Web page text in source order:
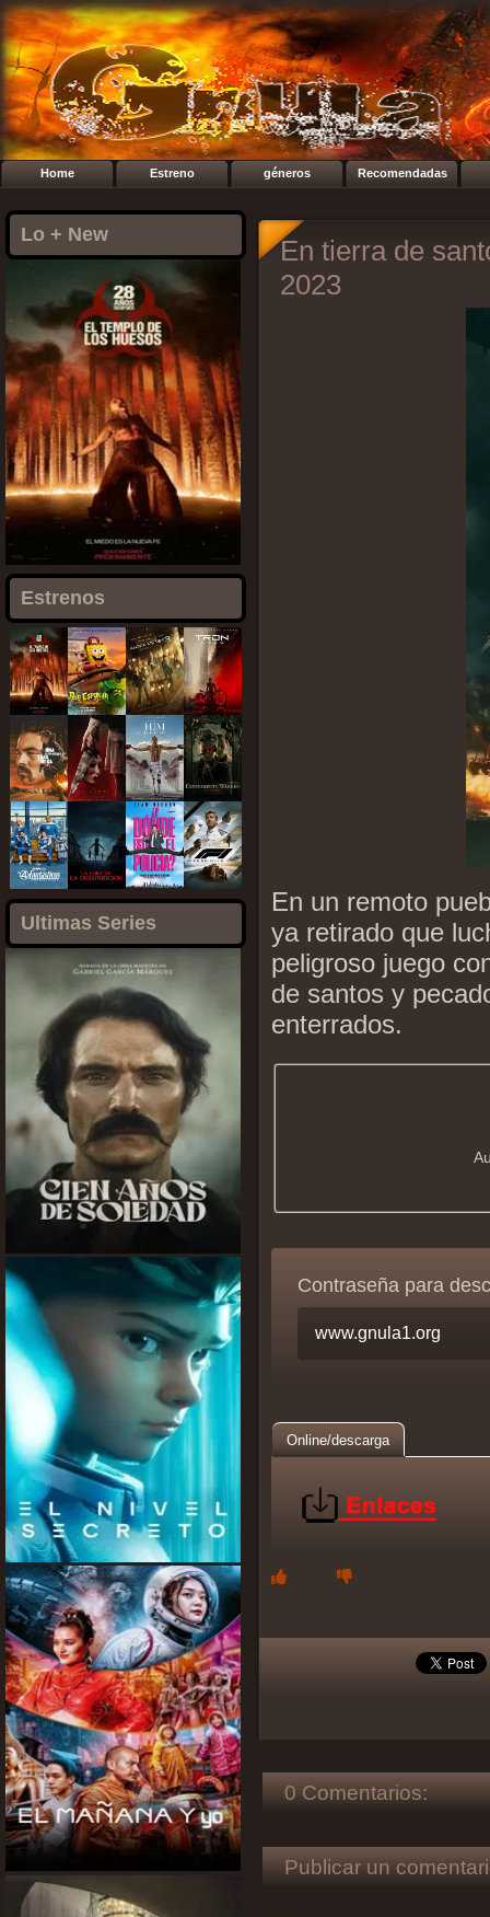
Home Estreno géneros Recomendadas
Lo + New
Estrenos
Ultimas Series
En tierra de
2023
En un remoto
ya retirado que
peligroso juego
de santos y
enterrados.
Contraseña para
Online/descarga
0 Comentarios:
Publicar un